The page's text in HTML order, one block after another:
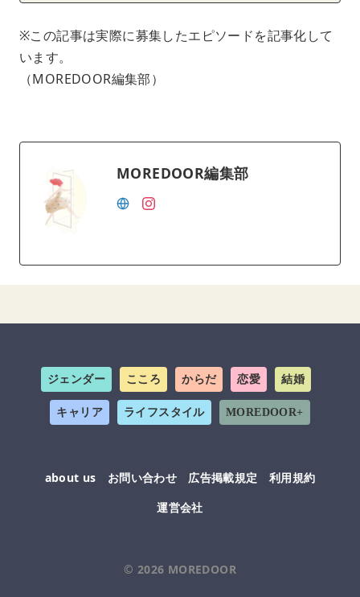
※この記事は実際に募集したエピソードを記事化して
います。
（MOREDOOR編集部）
MOREDOOR編集部
ジェンダー こころ からだ 恋愛 結婚
キャリア ライフスタイル MOREDOOR+
about us お問い合わせ 広告掲載規定
利用規約
運営会社
© 2026 MOREDOOR